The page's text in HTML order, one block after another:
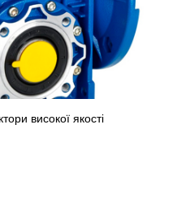
високої якості